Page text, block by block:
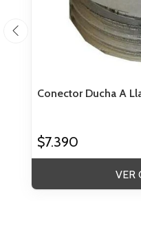
Conector Ducha A
$7.390
VER